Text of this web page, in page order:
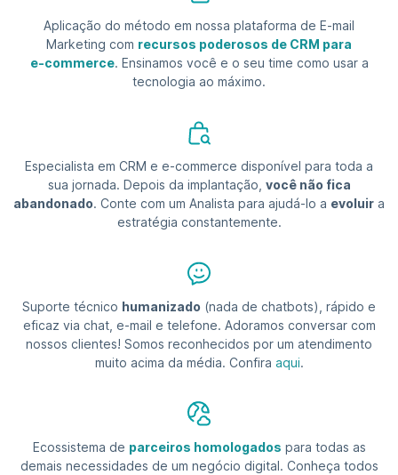
Aplicação do método em nossa plataforma de E-mail
Marketing com recursos poderosos de CRM para
e-commerce. Ensinamos você e o seu time como usar a
tecnologia ao máximo.
Especialista em CRM e e-commerce disponível para toda a
sua jornada. Depois da implantação, você não fica
abandonado. Conte com um Analista para ajudá-lo a evoluir a
estratégia constantemente.
Suporte técnico humanizado (nada de chatbots), rápido e
eficaz via chat, e-mail e telefone. Adoramos conversar com
nossos clientes! Somos reconhecidos por um atendimento
muito acima da média. Confira aqui.
Ecossistema de parceiros homologados para todas as
demais necessidades de um negócio digital. Conheça todos